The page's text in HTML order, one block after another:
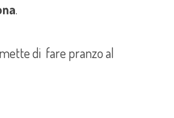
.
di fare pranzo al